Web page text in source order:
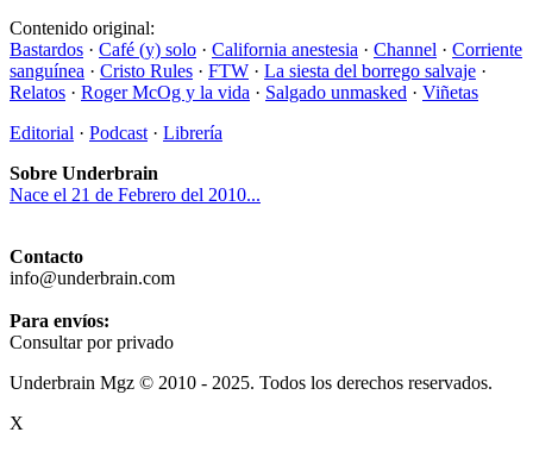
Contenido original:
Bastardos · Café (y) solo · California anestesia · Channel · Corriente
sanguínea · Cristo Rules · FTW · La siesta del borrego salvaje ·
Relatos · Roger McOg y la vida · Salgado unmasked · Viñetas
Editorial · Podcast · Librería
Sobre Underbrain
Nace el 21 de Febrero del 2010...
Contacto
info@underbrain.com
Para envíos:
Consultar por privado
Underbrain Mgz © 2010 - 2025. Todos los derechos reservados.
X